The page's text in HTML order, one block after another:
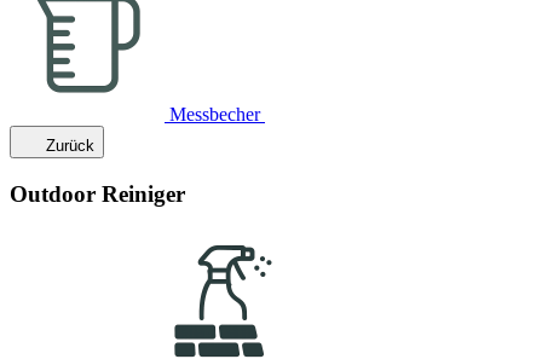
Messbecher
Zurück
Outdoor Reiniger